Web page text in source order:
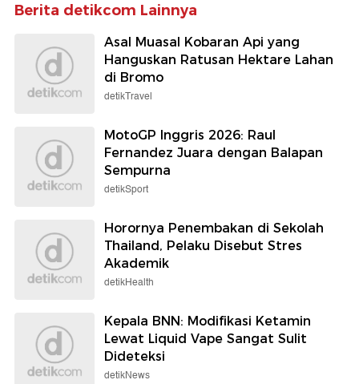
Berita detikcom Lainnya
Asal Muasal Kobaran Api yang
Hanguskan Ratusan Hektare Lahan
di Bromo
detikTravel
MotoGP Inggris 2026: Raul
Fernandez Juara dengan Balapan
Sempurna
detikSport
Horornya Penembakan di Sekolah
Thailand, Pelaku Disebut Stres
Akademik
detikHealth
Kepala BNN: Modifikasi Ketamin
Lewat Liquid Vape Sangat Sulit
Dideteksi
detikNews